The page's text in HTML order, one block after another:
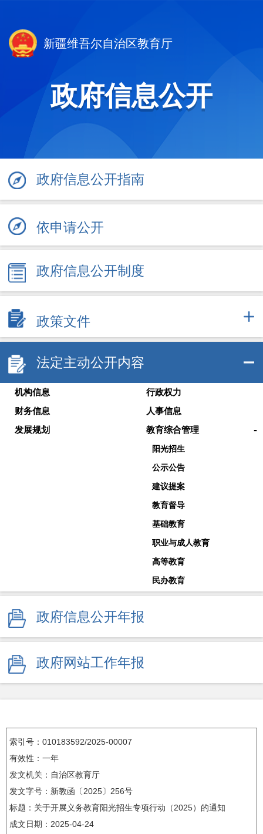
新疆维吾尔自治区教育厅
政府信息公开
政府信息公开指南
依申请公开
政府信息公开制度
政策文件
法定主动公开内容
机构信息
行政权力
财务信息
人事信息
发展规划
教育综合管理 -
阳光招生
公示公告
建议提案
教育督导
基础教育
职业与成人教育
高等教育
民办教育
教师工作
学校安全生产
政府信息公开年报
政府网站工作年报
索引号：010183592/2025-00007
有效性：一年
发文机关：自治区教育厅
发文字号：新教函〔2025〕256号
标题：关于开展义务教育阳光招生专项行动（2025）的通知
成文日期： 2025-04-24